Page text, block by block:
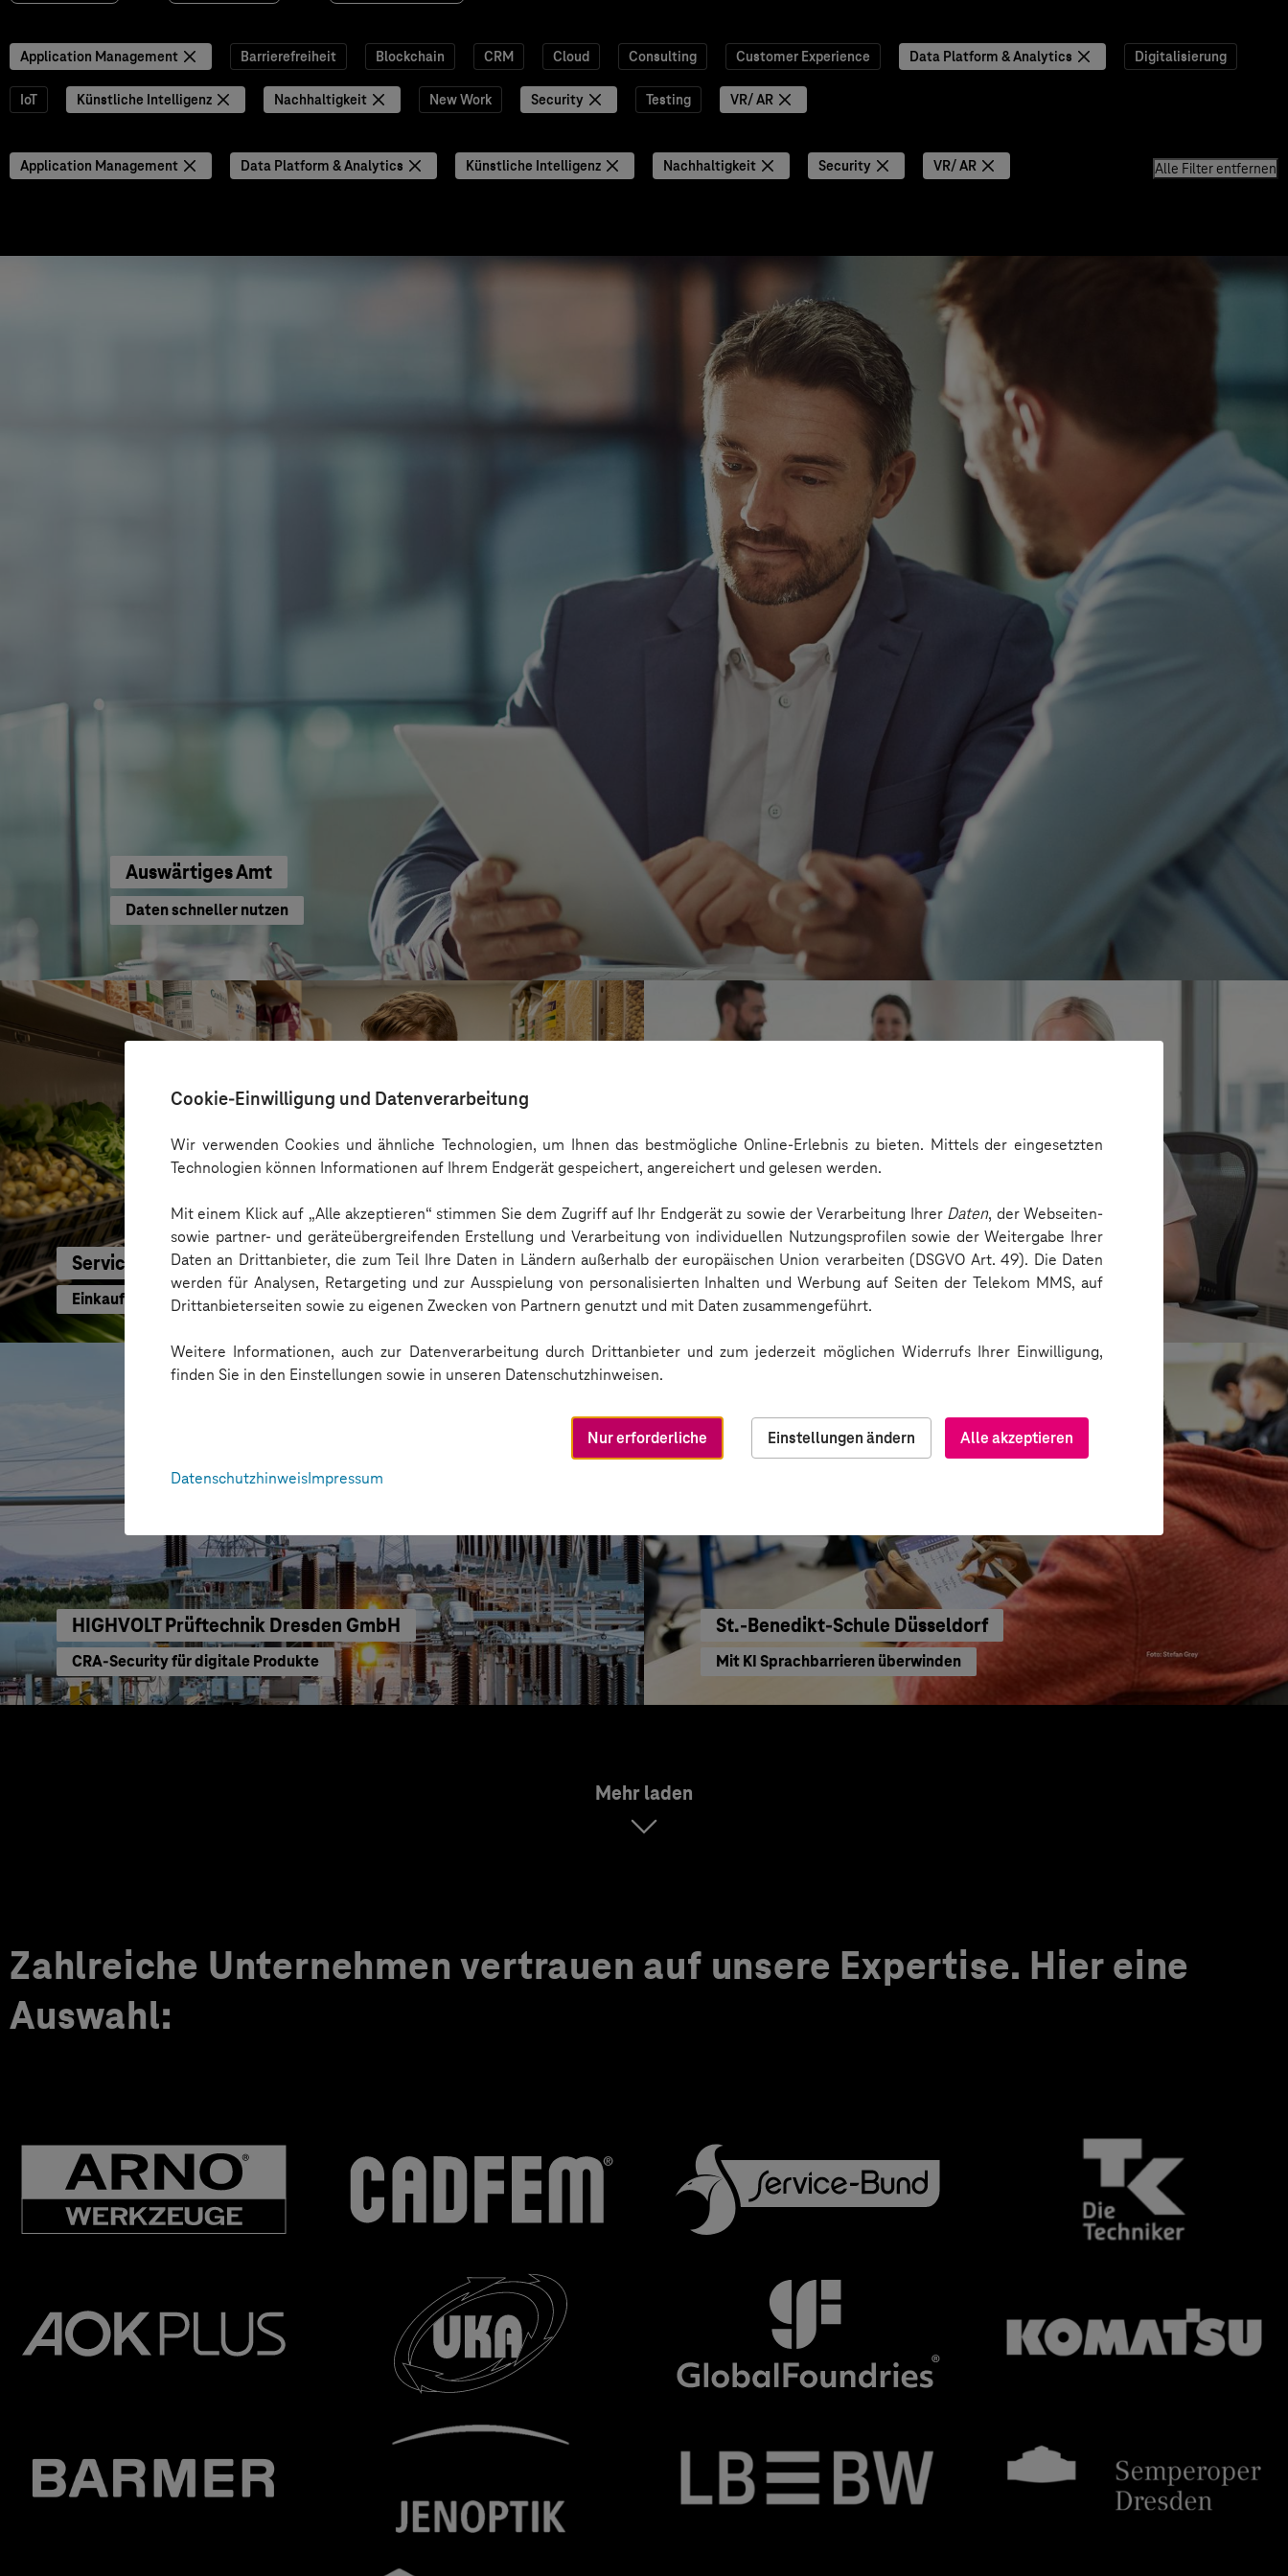
Cookie-Einwilligung und Datenverarbeitung
Wir verwenden Cookies und ähnliche Technologien, um Ihnen das bestmögliche Online-Erlebnis zu bieten. Mittels der eingesetzten
Technologien können Informationen auf Ihrem Endgerät gespeichert, angereichert und gelesen werden.
Mit einem Klick auf „Alle akzeptieren“ stimmen Sie dem Zugriff auf Ihr Endgerät zu sowie der Verarbeitung Ihrer Daten, der Webseiten-
sowie partner- und geräteübergreifenden Erstellung und Verarbeitung von individuellen Nutzungsprofilen sowie der Weitergabe Ihrer
Daten an Drittanbieter, die zum Teil Ihre Daten in Ländern außerhalb der europäischen Union verarbeiten (DSGVO Art. 49). Die Daten
werden für Analysen, Retargeting und zur Ausspielung von personalisierten Inhalten und Werbung auf Seiten der Telekom MMS, auf
Drittanbieterseiten sowie zu eigenen Zwecken von Partnern genutzt und mit Daten zusammengeführt.
Weitere Informationen, auch zur Datenverarbeitung durch Drittanbieter und zum jederzeit möglichen Widerrufs Ihrer Einwilligung,
finden Sie in den Einstellungen sowie in unseren Datenschutzhinweisen.
Alle akzeptieren
Nur erforderliche
Einstellungen ändern
DatenschutzhinweisImpressum
Application Management Barrierefreiheit Blockchain CRM Cloud Consulting Customer Experience Data Platform & Analytics Digitalisierung
IoT Künstliche Intelligenz Nachhaltigkeit New Work Security Testing VR/ AR
Application Management Data Platform & Analytics Künstliche Intelligenz Nachhaltigkeit Security VR/ AR Alle Filter entfernen
Auswärtiges Amt
Daten schneller nutzen
Service-Bund
Einkaufen mit KI neu gedacht
Kreis Bergstraße
KI für moderne Verwaltung
HIGHVOLT Prüftechnik Dresden GmbH
CRA-Security für digitale Produkte
St.-Benedikt-Schule Düsseldorf
Mit KI Sprachbarrieren überwinden
Mehr laden
Zahlreiche Unternehmen vertrauen auf unsere Expertise. Hier eine
Auswahl: